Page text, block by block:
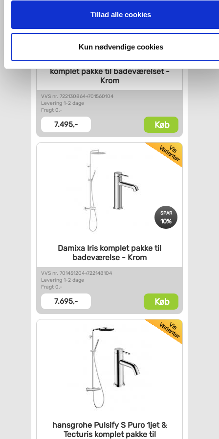
ovenfor nævnte formål med de pågældende cookies. Du har
og fra nedenfor. Til enhver tid er det ligeledes muligt, at
dit samtykke, hvis du måtte ønske det.
Du kan se mere om, hvordan vi behandler dine
personoplysninger, ved at klikke
Tillad alle cookies
Kun nødvendige cookies
hansgrohe Pulsify S Puro &Tecturis
komplet pakke tilbadeværelset -
Krom
VVS nr. 722130864+701560104
Levering 1-2 dage
Fragt 0,-
7.495,- Køb
SPAR
10%
Damixa Iris komplet pakke til
badeværelse - Krom
VVS nr. 701451204+722148104
Levering 1-2 dage
Fragt 0,-
7.695,- Køb
hansgrohe Pulsify S Puro 1jet&
Tecturis komplet pakke til